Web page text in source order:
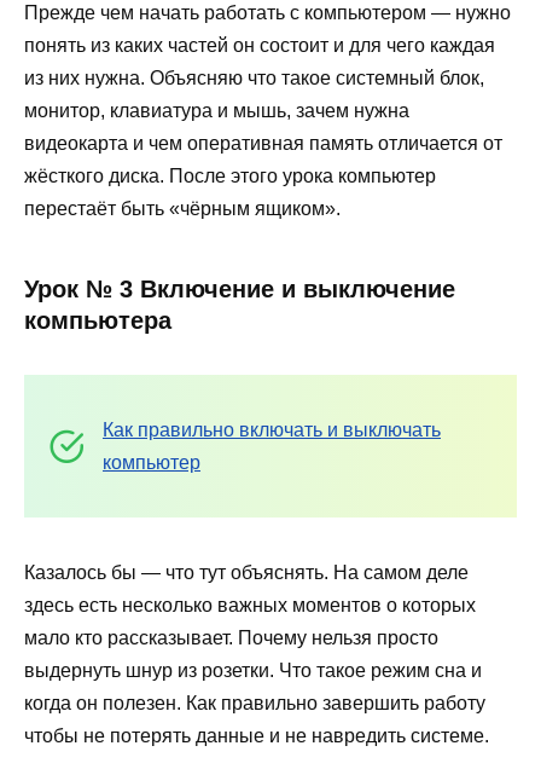
Прежде чем начать работать с компьютером — нужно
понять из каких частей он состоит и для чего каждая
из них нужна. Объясняю что такое системный блок,
монитор, клавиатура и мышь, зачем нужна
видеокарта и чем оперативная память отличается от
жёсткого диска. После этого урока компьютер
перестаёт быть «чёрным ящиком».
Урок № 3 Включение и выключение
компьютера
Как правильно включать и выключать
компьютер
Казалось бы — что тут объяснять. На самом деле
здесь есть несколько важных моментов о которых
мало кто рассказывает. Почему нельзя просто
выдернуть шнур из розетки. Что такое режим сна и
когда он полезен. Как правильно завершить работу
чтобы не потерять данные и не навредить системе.